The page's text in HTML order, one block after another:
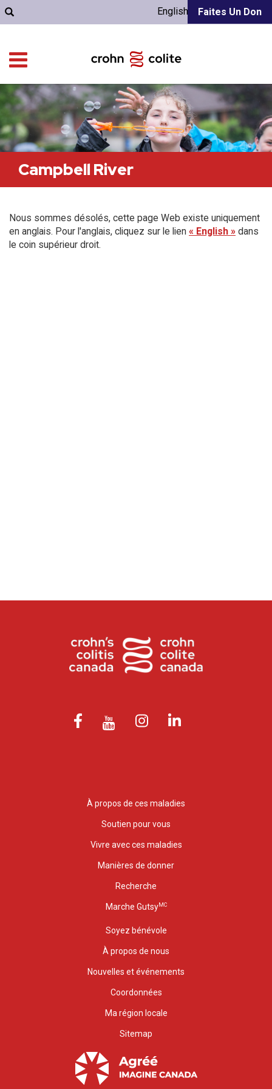
Faites Un Don
English
Campbell River
Nous sommes désolés, cette page Web existe uniquement
en anglais. Pour l'anglais, cliquez sur le lien « English » dans
le coin supérieur droit.
À propos de ces maladies
Soutien pour vous
Vivre avec ces maladies
Manières de donner
Recherche
Marche GutsyMC
Soyez bénévole
À propos de nous
Nouvelles et événements
Coordonnées
Ma région locale
Sitemap